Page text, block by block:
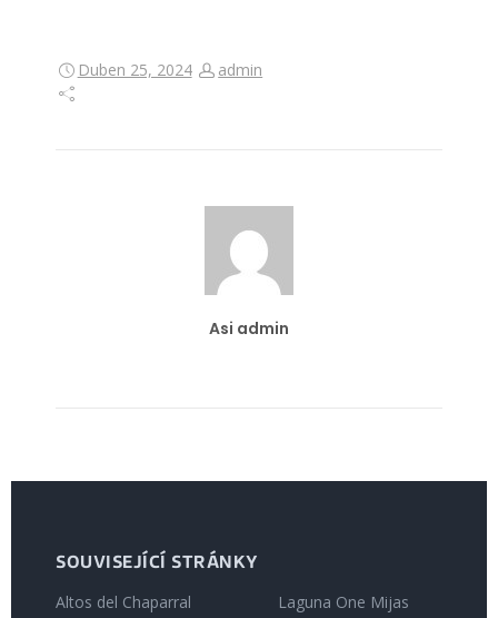
Duben 25, 2024 admin
Asi admin
SOUVISEJÍCÍ STRÁNKY
Altos del Chaparral
Laguna One Mijas